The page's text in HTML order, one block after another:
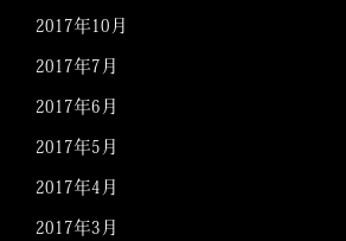
2017年10月
2017年7月
2017年6月
2017年5月
2017年4月
2017年3月